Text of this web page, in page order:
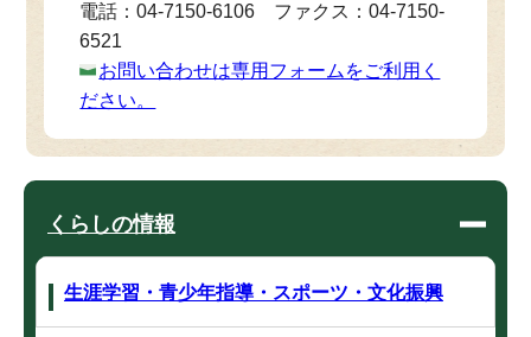
電話：04-7150-6106 ファクス：04-7150-
6521
お問い合わせは専用フォームをご利用く
ださい。
くらしの情報
生涯学習・青少年指導・スポーツ・文化振興